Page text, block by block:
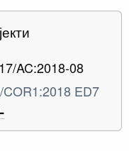
AC:2018-08
ED7